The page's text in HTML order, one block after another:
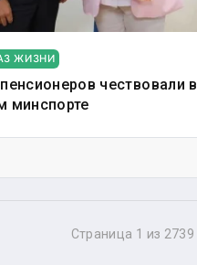
ЖИЗНИ
чествовали в
минспорте
Страница 1 из 2739